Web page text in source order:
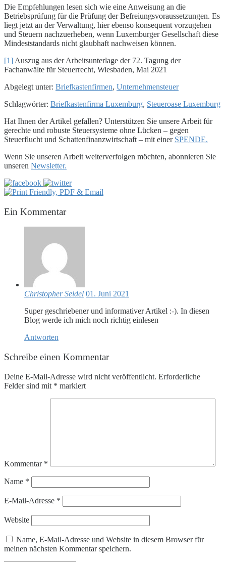
Die Empfehlungen lesen sich wie eine Anweisung an die
Betriebsprüfung für die Prüfung der Befreiungsvoraussetzungen. Es
liegt jetzt an der Verwaltung, hier ebenso konsequent vorzugehen
und Steuern nachzuerheben, wenn Luxemburger Gesellschaft diese
Mindeststandards nicht glaubhaft nachweisen können.
[1] Auszug aus der Arbeitsunterlage der 72. Tagung der
Fachanwälte für Steuerrecht, Wiesbaden, Mai 2021
Abgelegt unter: Briefkastenfirmen, Unternehmensteuer
Schlagwörter: Briefkastenfirma Luxemburg, Steueroase Luxemburg
Hat Ihnen der Artikel gefallen? Unterstützen Sie unsere Arbeit für
gerechte und robuste Steuersysteme ohne Lücken – gegen
Steuerflucht und Schattenfinanzwirtschaft – mit einer SPENDE.
Wenn Sie unseren Arbeit weiterverfolgen möchten, abonnieren Sie
unseren Newsletter.
Ein Kommentar
Christopher Seidel 01. Juni 2021
Super geschriebener und informativer Artikel :-). In diesen
Blog werde ich mich noch richtig einlesen
Antworten
Schreibe einen Kommentar
Deine E-Mail-Adresse wird nicht veröffentlicht. Erforderliche
Felder sind mit * markiert
Kommentar *
Name *
E-Mail-Adresse *
Website
Name, E-Mail-Adresse und Website in diesem Browser für
meinen nächsten Kommentar speichern.